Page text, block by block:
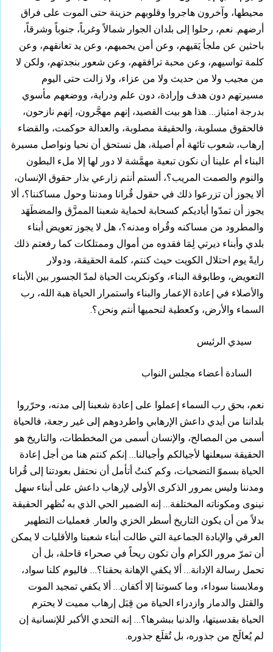
محيطها، وآخرون هاجروا وقلوبهم حزينة حتى الموت على فراق
أرضهم. نعم، رحلوا إلى بلدان الجوار شمالاً وغرباً، جنوباً وشرقاً،
باحثين عن ملجأ يَقيهم، وعن أمن يحميهم، وعن يد تعانقهم، وعن
كلمة تواسيهم، وعن محبة ترافقهم، وعن شعور بنجدتهم، ولكن لا
من مجيب ولا من حديث ولا من عزاء، ولا زالت حتى اليوم
مسيرتهم دون هدف وإرادة، دون علم ودراية، ووضعهم مأسوي
بدرجة امتياز… هذا هو بيت القصيد، إنهم مهجَّرون، إنهم نازحون،
فالحقوق مسلوبة، والحقيقة مصلوبة، والعدالة حوكمت، والقضاء
إرهاب، شعوب تائهة أم أصيلة، هل نستحق أن نحيا ونواصل مسيرة
البناء أم علينا أن نكون تبعية مهمَّشة لا دور لها إلا ملء البطون
والنوم والصمت المريب؟، ألستم أنتم زارعي بذار حقوق الإنسان،
ألا يجوز أن تزرعوا ذلك في حقول قُرانا ومدننا وحول مساكننا؟، ألا
يجوز أن تمدّوا أياديكم كسحابة لحماية شعبنا الممزَّق والمضطَهَد
والمطرود من مساكنه وقُراه ومدنه؟، هل لا يجوز تعويض أبناء
بلدي وأبناء ديرتي لِمَا فقدوه من أموال وممتلكات كما رفعتم ذلك
رايةً يوم احتلال الكويت حيث كنتم، كلمة الحقيقة، ودولار
التعويض، وطابوقة البناء، وكونكريت الحياة لمدّ الجسور بين الأبناء
والأصلاء في إعادة الإعمار والبناء واستمرار الحياة هبة الله، رب
السماء والأرض، وكعطية لنحميها أنتم ونحن؟.
سيدي الرئيس
السادة أعضاء مجلس النواب
نعم، بحق رب السماء إعملوا على إعادة شعبنا إلى مدنه، وحرّروا
بلداننا من أيدي داعش الإرهابي واطردوهم إلى غير رجعة، فالحياة
أسمى من المصالح، والإنسان أسمى من المخططات، والتاريخ هو
الحقيقة سيعلنها لأجيالكم وأجيالنا… إنكم كنتم هنا من أجل إعادة
الحياة بسموّ التضحيات، وكم كنتُ أتأمل أن نحتفل بعودتنا إلى قُرانا
ومدننا وليس بمرور الذكرى الأولى لإرهاب داعش على أبناء سهل
نينوى ومكوناته المختلفة… إنه الضمير الحي الذي به نُظهر الحقيقة
بدلاً من أن يكون التاريخ أسطر الخزي والعار. فعمليات التطهير
العرقي والإبادة الجماعية التي طالت أبناء شعبنا والأقليات لا يمكن
أن تمرّ مرور الكرام وأن تكون ريحاً في صحراء قاحلة، بل أن
تحمل رسالة الإدانة… ألا يكفي الإهانة بحقنا؟… فاليوم كلنا سواد،
وملابسنا سوداء، وما كسوتنا إلا أكفان… ألا يكفي تمجيد الموت
والقتل والدمار وازدراء الحياة من قِبَل إرهاب مميت لا يحترم
الحياة بقدسيتها، والدنيا ببشرها؟… إنه التحدي الأكبر للإنسانية إن
لم يُعالَج من جذوره، بل تُقلَع جذوره.